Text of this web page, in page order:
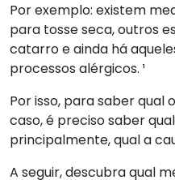
Por exemplo: existem
para tosse seca, outros
catarro e ainda há
processos alérgicos. ¹
Por isso, para saber qual
caso, é preciso saber
principalmente, qual a
A seguir, descubra qual